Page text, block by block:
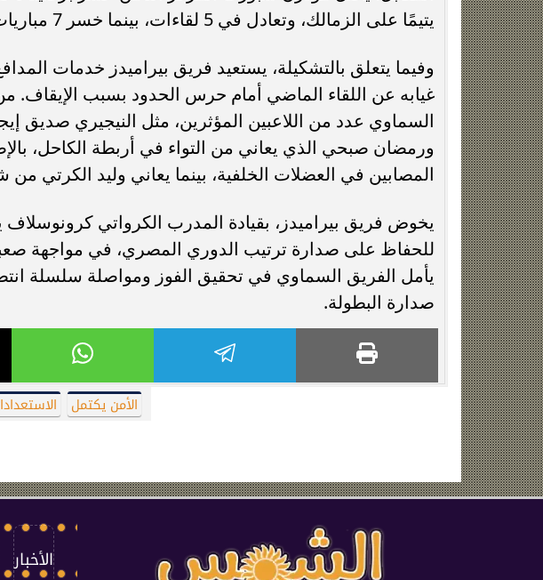
يتيمًا على الزمالك، وتعادل في 5 لقاءات، بينما خسر 7 مباريات.
وفيما يتعلق بالتشكيلة، يستعيد فريق بيراميدز خدمات
غيابه عن اللقاء الماضي أمام حرس الحدود بسبب
السماوي عدد من اللاعبين المؤثرين، مثل النيجيري صديق
ورمضان صبحي الذي يعاني من التواء في أربطة الكاحل،
المصابين في العضلات الخلفية، بينما يعاني وليد الكرتي
يخوض فريق بيراميدز، بقيادة المدرب الكرواتي
للحفاظ على صدارة ترتيب الدوري المصري، في مواجهة
يأمل الفريق السماوي في تحقيق الفوز ومواصلة سلسلة
صدارة البطولة.
الأمن يكتمل
الأخبار